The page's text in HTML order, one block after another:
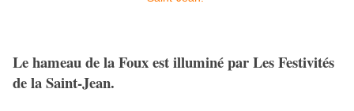
Le hameau de la Foux est illuminé par Les Festivités
de la Saint-Jean.